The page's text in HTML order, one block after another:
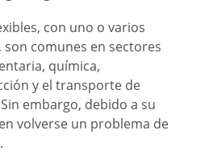
con uno o varios
comunes en sectores
química,
y el transporte de
embargo, debido a su
volverse un problema de